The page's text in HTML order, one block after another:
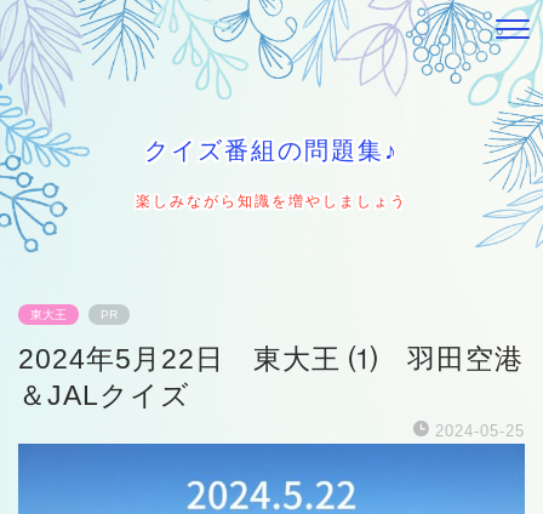
クイズ番組の問題集♪
楽しみながら知識を増やしましょう
東大王 PR
2024年5月22日 東大王 ⑴ 羽田空港
＆JALクイズ
2024-05-25